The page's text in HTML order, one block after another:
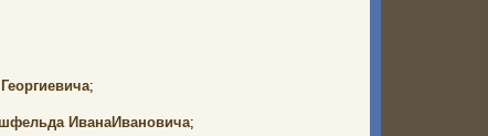
;
аИванаИвановича;